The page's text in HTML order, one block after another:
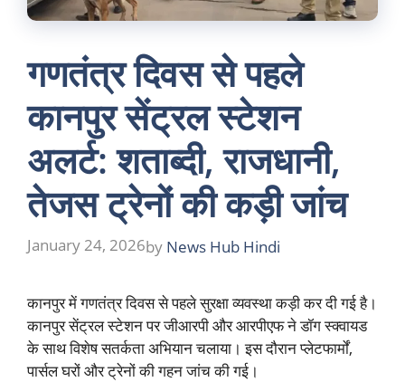
गणतंत्र दिवस से पहले
कानपुर सेंट्रल स्टेशन
अलर्ट: शताब्दी, राजधानी,
तेजस ट्रेनों की कड़ी जांच
January 24, 2026by News Hub Hindi
कानपुर में गणतंत्र दिवस से पहले सुरक्षा व्यवस्था कड़ी कर दी गई है।
कानपुर सेंट्रल स्टेशन पर जीआरपी और आरपीएफ ने डॉग स्क्वायड
के साथ विशेष सतर्कता अभियान चलाया। इस दौरान प्लेटफार्मों,
पार्सल घरों और ट्रेनों की गहन जांच की गई।